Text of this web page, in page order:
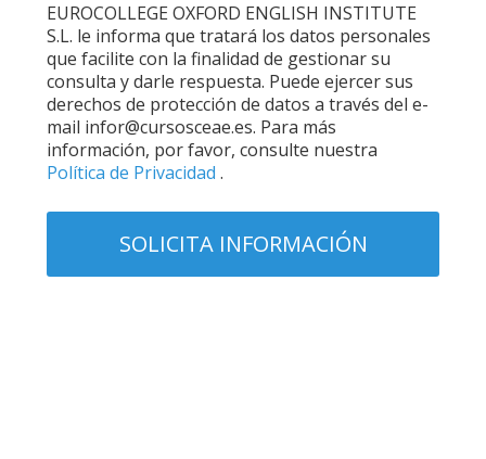
EUROCOLLEGE OXFORD ENGLISH INSTITUTE
S.L. le informa que tratará los datos personales
que facilite con la finalidad de gestionar su
consulta y darle respuesta. Puede ejercer sus
derechos de protección de datos a través del e-
mail infor@cursosceae.es. Para más
información, por favor, consulte nuestra
Política de Privacidad .